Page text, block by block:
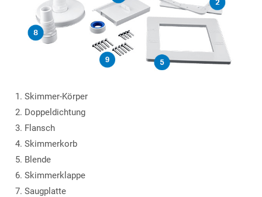
Skimmer-Körper
Doppeldichtung
Flansch
Skimmerkorb
Blende
Skimmerklappe
Saugplatte